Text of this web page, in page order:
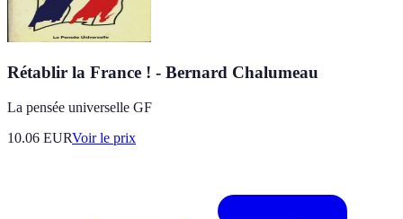
Rétablir la France ! - Bernard Chalumeau
La pensée universelle GF
10.06 EURVoir le prix